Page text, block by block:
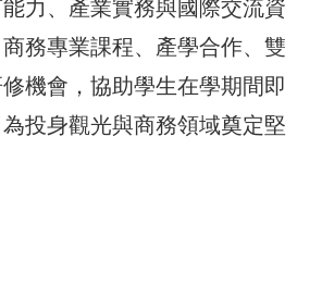
力、產業實務與國際交流資
務專業課程、產學合作、雙
機會，協助學生在學期間即
投身觀光與商務領域奠定堅